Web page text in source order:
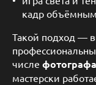
кадр
Такой подход —
числе
мастерски